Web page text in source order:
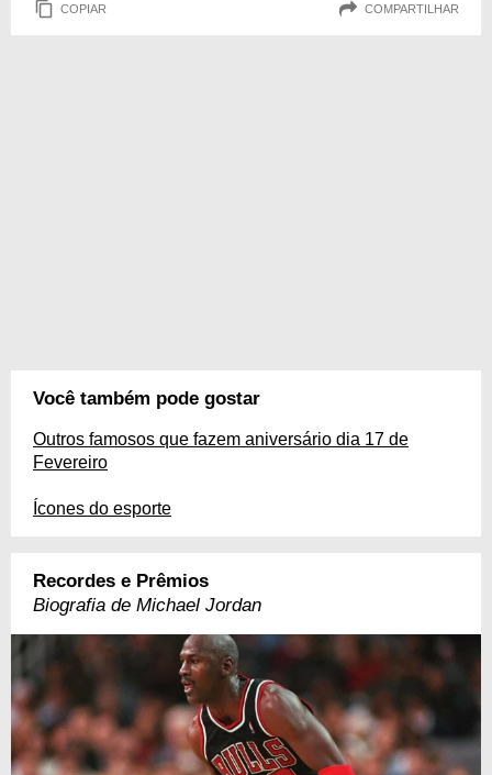
COPIAR COMPARTILHAR
Você também pode gostar
Outros famosos que fazem aniversário dia 17 de
Fevereiro
Ícones do esporte
Recordes e Prêmios
Biografia de Michael Jordan